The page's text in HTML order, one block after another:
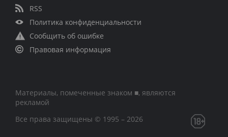
RSS
Политика конфиденциальности
Сообщить об ошибке
Правовая информация
Материалы, помеченные знаком ■, являются
рекламой
Все права защищены © 1995 – 2026